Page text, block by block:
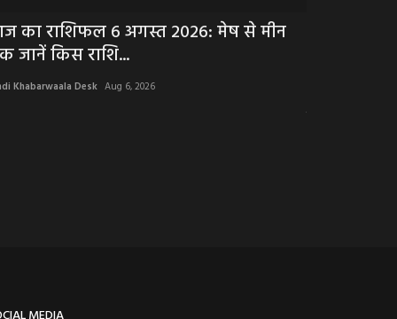
का राशिफल 6 अगस्त 2026: मेष से मीन
जानें किस राशि...
Khabarwaala Desk Aug 6, 2026